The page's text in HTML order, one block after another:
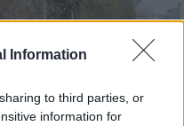
Information
to third parties, or
information for